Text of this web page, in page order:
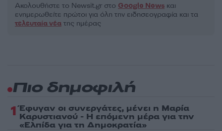
Ακολουθήστε το Νewsit.gr στο Google News και
ενημερωθείτε πρώτοι για όλη την ειδησεογραφία και τα
τελευταία νέα της ημέρας
Πιο δημοφιλή
1 Έφυγαν οι συνεργάτες, μένει η Μαρία
Καρυστιανού - Η επόμενη μέρα για την
«Ελπίδα για τη Δημοκρατία»